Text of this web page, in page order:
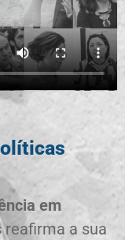
em
reafirma a sua